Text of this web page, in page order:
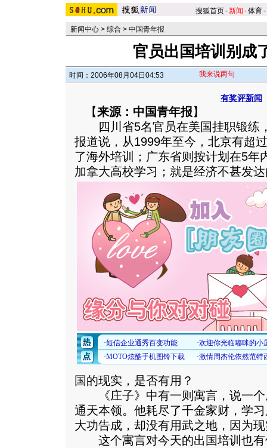
搜狐首页-新闻 -体育-
新闻中心 > 综合 > 中国青年报
官员出国培训别成
时间：2006年08月04日04:53 我来说两句
有奖评新闻
【来源：中国青年报】
四川省5名官员在美国挂职锻练
报道说，从1999年至今，北京有超
了海外培训；广东省则按计划在5年
加拿大高校学习；就是经济不甚发
国的现实，是否有用？
《庄子》中有一则寓言，说一个
通天本领。他耗尽了千金家财，学
大功告成，却没有用武之地，因为
这个寓言对今天的出国培训也有